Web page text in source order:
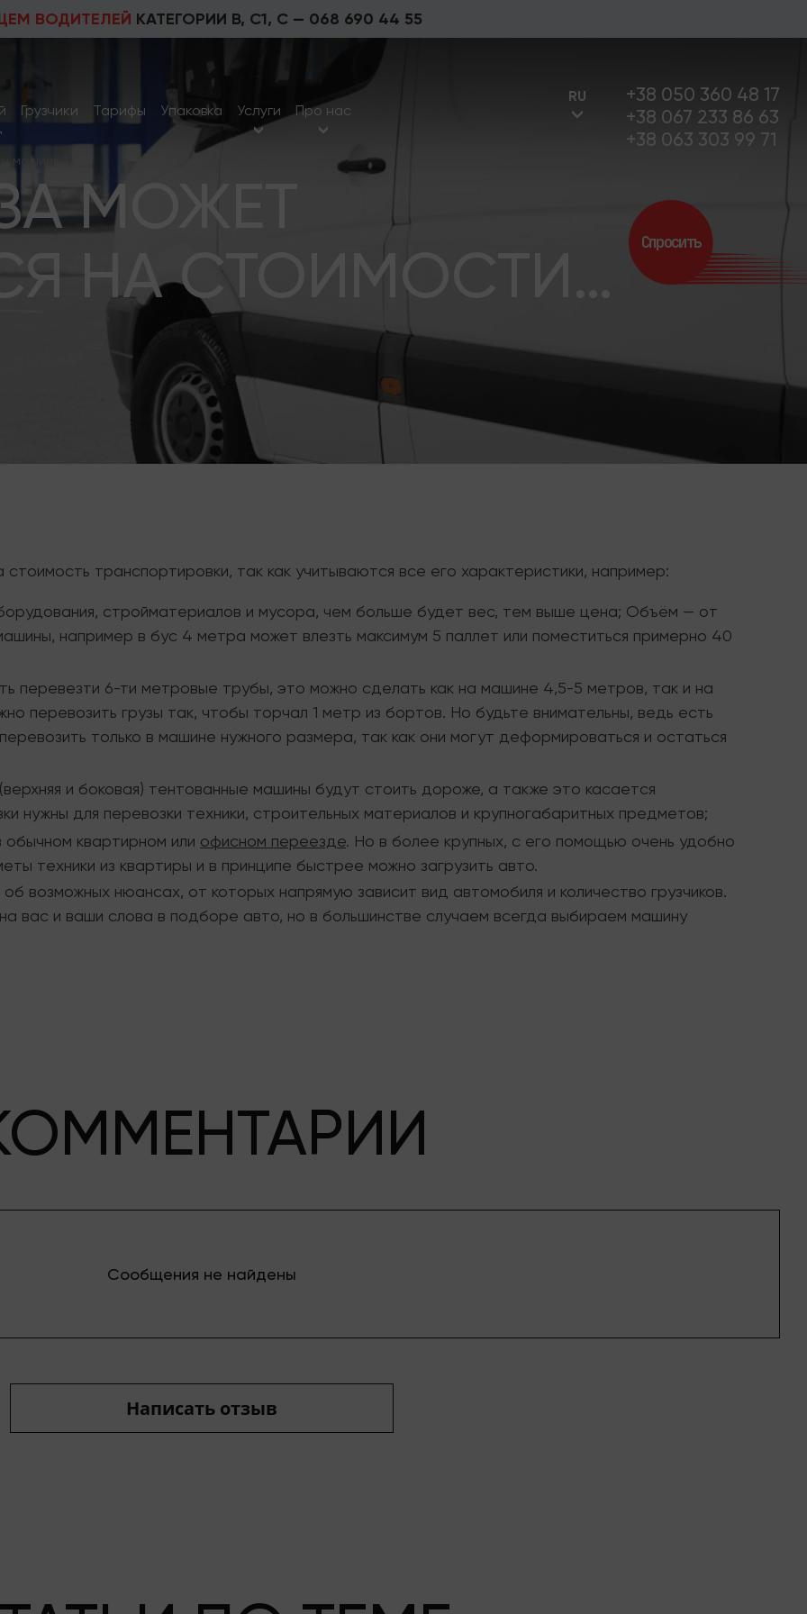
ВОДИТЕЛЕЙ КАТЕГОРИИ В, С1, С — 068 690 44 55
Грузчики Тарифы Упаковка Услуги Про нас
RU
+38 050 360 48 17
+38 067 233 86 63
+38 063 303 99 71
Спросить
машины?
МОЖЕТ
НА СТОИМОСТИ
транспортировки, так как учитываются все его характеристики, например:
стройматериалов и мусора, чем больше будет вес, тем выше цена; Объём — от
например в бус 4 метра может влезть максимум 5 паллет или поместиться примерно 40
перевезти 6-ти метровые трубы, это можно сделать как на машине 4,5-5 метров, так и на
перевозить грузы так, чтобы торчал 1 метр из бортов. Но будьте внимательны, ведь есть
только в машине нужного размера, так как они могут деформироваться и остаться
и боковая) тентованные машины будут стоить дороже, а также это касается
нужны для перевозки техники, строительных материалов и крупногабаритных предметов;
квартирном или офисном переезде. Но в более крупных, с его помощью очень удобно
техники из квартиры и в принципе быстрее можно загрузить авто.
возможных нюансах, от которых напрямую зависит вид автомобиля и количество грузчиков.
вас и ваши слова в подборе авто, но в большинстве случаем всегда выбираем машину
Сообщения не найдены
Написать отзыв